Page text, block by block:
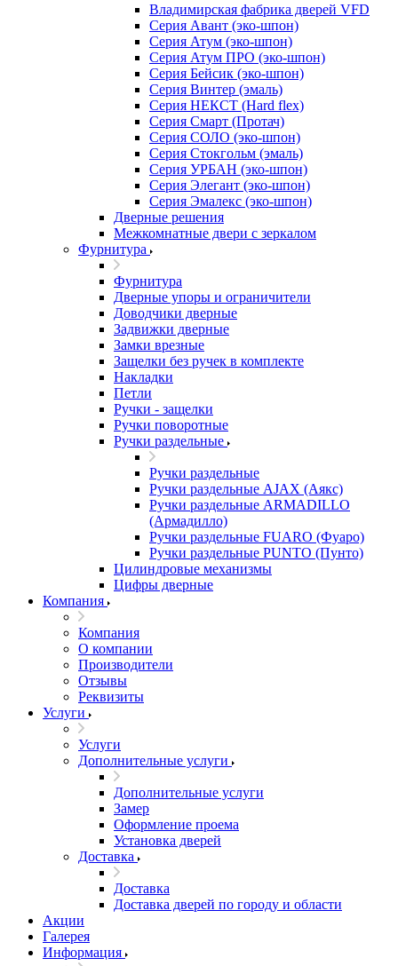
Владимирская фабрика дверей VFD
Серия Авант (эко-шпон)
Серия Атум (эко-шпон)
Серия Атум ПРО (эко-шпон)
Серия Бейсик (эко-шпон)
Серия Винтер (эмаль)
Серия НЕКСТ (Hard flex)
Серия Смарт (Протач)
Серия СОЛО (эко-шпон)
Серия Стокгольм (эмаль)
Серия УРБАН (эко-шпон)
Серия Элегант (эко-шпон)
Серия Эмалекс (эко-шпон)
Дверные решения
Межкомнатные двери c зеркалом
Фурнитура
Фурнитура
Дверные упоры и ограничители
Доводчики дверные
Задвижки дверные
Замки врезные
Защелки без ручек в комплекте
Накладки
Петли
Ручки - защелки
Ручки поворотные
Ручки раздельные
Ручки раздельные
Ручки раздельные AJAX (Аякс)
Ручки раздельные ARMADILLO
(Армадилло)
Ручки раздельные FUARO (Фуаро)
Ручки раздельные PUNTO (Пунто)
Цилиндровые механизмы
Цифры дверные
Компания
Компания
О компании
Производители
Отзывы
Реквизиты
Услуги
Услуги
Дополнительные услуги
Дополнительные услуги
Замер
Оформление проема
Установка дверей
Доставка
Доставка
Доставка дверей по городу и области
Акции
Галерея
Информация